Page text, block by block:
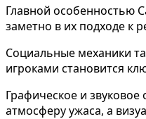
Главной особенностью
заметно в их подходе к
Социальные механики
игроками становится
Графическое и
атмосферу ужаса, а